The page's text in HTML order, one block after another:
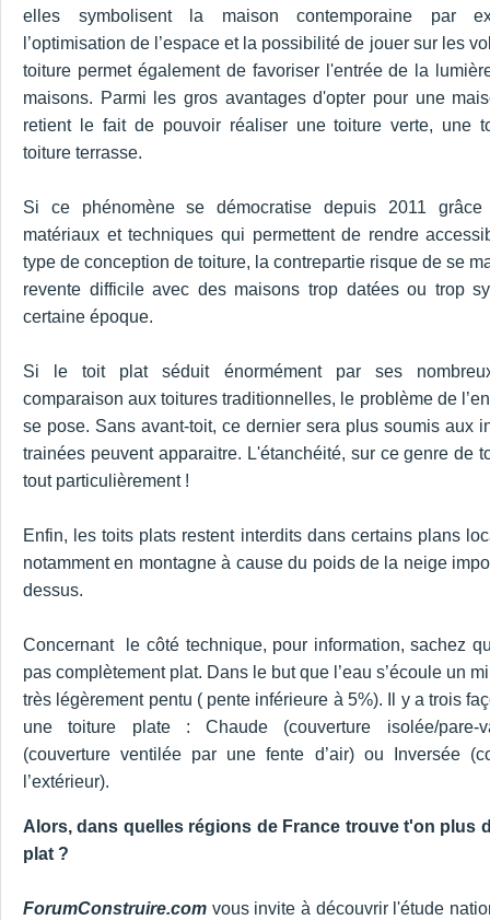
elles symbolisent la maison contemporaine par
l’optimisation de l’espace et la possibilité de jouer sur les
toiture permet également de favoriser l'entrée de la
maisons. Parmi les gros avantages d'opter pour une
retient le fait de pouvoir réaliser une toiture verte, une
toiture terrasse.
Si ce phénomène se démocratise depuis 2011
matériaux et techniques qui permettent de rendre
type de conception de toiture, la contrepartie risque de se
revente difficile avec des maisons trop datées ou trop
certaine époque.
Si le toit plat séduit énormément par ses
comparaison aux toitures traditionnelles, le problème de
se pose. Sans avant-toit, ce dernier sera plus soumis aux
trainées peuvent apparaitre. L'étanchéité, sur ce genre de
tout particulièrement !
Enfin, les toits plats restent interdits dans certains plans
notamment en montagne à cause du poids de la neige
dessus.
Concernant le côté technique, pour information, sachez
pas complètement plat. Dans le but que l’eau s’écoule un
très légèrement pentu ( pente inférieure à 5%). Il y a trois
une toiture plate : Chaude (couverture isolée/pare-
(couverture ventilée par une fente d’air) ou Inversée
l’extérieur).
Alors, dans quelles régions de France trouve t'on plus
plat ?
ForumConstruire.com vous invite à découvrir l'étude